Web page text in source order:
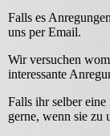
Falls es
uns per Email.
Wir versuchen
interessante
Falls ihr selber eine
gerne, wenn sie zu